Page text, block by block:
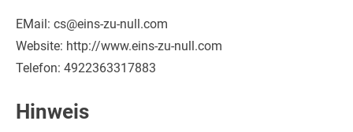
EMail: cs@eins-zu-null.com
Website: http://www.eins-zu-null.com
Telefon: 4922363317883
Hinweis